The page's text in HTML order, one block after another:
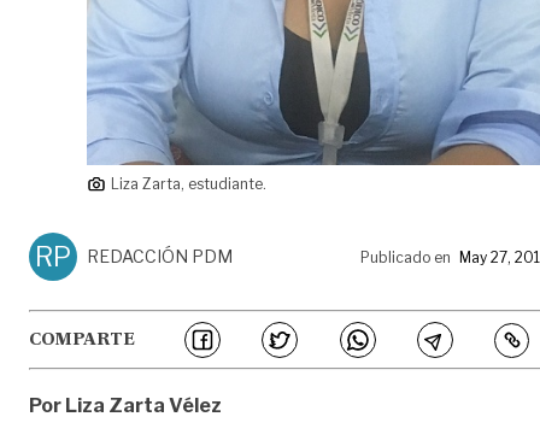
Liza Zarta, estudiante.
RP REDACCIÓN PDM Publicado en May 27,
COMPARTE
Por Liza Zarta Vélez